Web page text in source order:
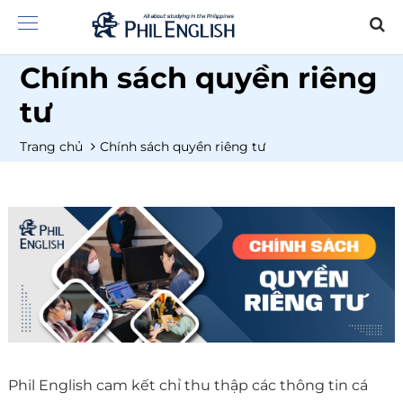
Chính sách quyền riêng
tư
Trang chủ Chính sách quyền riêng tư
Phil English cam kết chỉ thu thập các thông tin cá